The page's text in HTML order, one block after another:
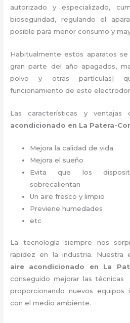
autorizado y especializado,
bioseguridad, regulando el
posible para menor consumo y
Habitualmente estos aparatos
gran parte del año apagados,
polvo y otras partículas|
funcionamiento de este
Las características y
acondicionado en La Patera-
Mejora la calidad de vida
Mejora el sueño
Evita que los
sobrecalientan
Un aire fresco y limpio
Previene humedades
etc
La tecnología siempre nos
rapidez en la industria. Nuestra
aire acondicionado en La
conseguido mejorar las
proporcionando nuevos equipos
con el medio ambiente.